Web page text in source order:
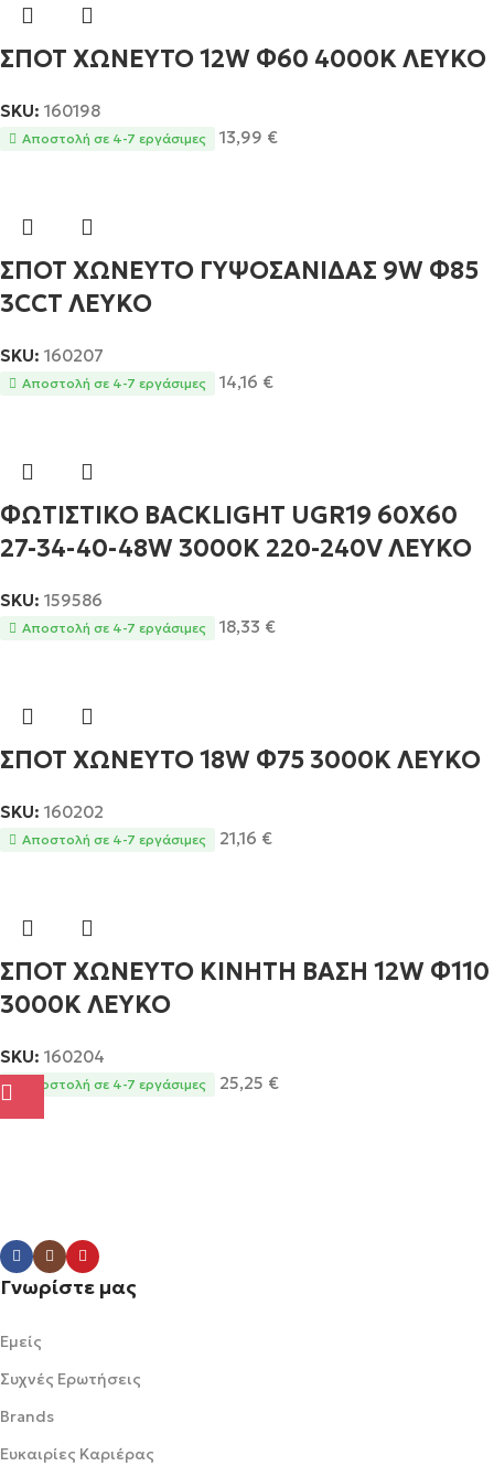
ΣΠΟΤ ΧΩΝΕΥΤΟ 12W Φ60 4000Κ ΛΕΥΚΟ
SKU: 160198
Αποστολή σε 4-7 εργάσιμες 13,99 €
ΣΠΟΤ ΧΩΝΕΥΤΟ ΓΥΨΟΣΑΝΙΔΑΣ 9W Φ85
3CCT ΛΕΥΚΟ
SKU: 160207
Αποστολή σε 4-7 εργάσιμες 14,16 €
ΦΩΤΙΣΤΙΚΟ BACKLIGΗΤ UGR19 60X60
27-34-40-48W 3000Κ 220-240V ΛΕΥΚΟ
SKU: 159586
Αποστολή σε 4-7 εργάσιμες 18,33 €
ΣΠΟΤ ΧΩΝΕΥΤΟ 18W Φ75 3000Κ ΛΕΥΚΟ
SKU: 160202
Αποστολή σε 4-7 εργάσιμες 21,16 €
ΣΠΟΤ ΧΩΝΕΥΤΟ ΚΙΝΗΤΗ ΒΑΣΗ 12W Φ110
3000Κ ΛΕΥΚΟ
SKU: 160204
Αποστολή σε 4-7 εργάσιμες 25,25 €
Γνωρίστε μας
Εμείς
Συχνές Ερωτήσεις
Brands
Ευκαιρίες Καριέρας